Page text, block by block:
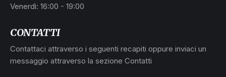
CONTATTI
Contattaci attraverso i seguenti recapiti oppure inviaci un
messaggio attraverso la sezione Contatti
Venerdì: 16:00 - 19:00